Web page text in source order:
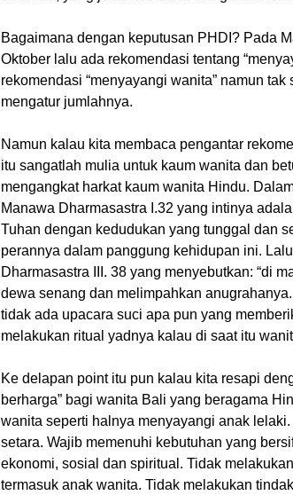
Bagaimana dengan keputusan PHDI? Pada
Oktober lalu ada rekomendasi tentang
rekomendasi “menyayangi wanita” namun
mengatur jumlahnya.
Namun kalau kita membaca pengantar
itu sangatlah mulia untuk kaum wanita dan
mengangkat harkat kaum wanita Hindu.
Manawa Dharmasastra I.32 yang intinya
Tuhan dengan kedudukan yang tunggal dan
perannya dalam panggung kehidupan ini.
Dharmasastra III. 38 yang menyebutkan: “di
dewa senang dan melimpahkan
tidak ada upacara suci apa pun yang
melakukan ritual yadnya kalau di saat itu
Ke delapan point itu pun kalau kita resapi
berharga” bagi wanita Bali yang beragama
wanita seperti halnya menyayangi anak
setara. Wajib memenuhi kebutuhan yang
ekonomi, sosial dan spiritual. Tidak
termasuk anak wanita. Tidak melakukan